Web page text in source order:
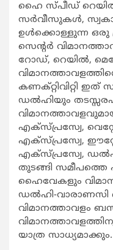
ഹൈ സ്പീഡ്
സര്‍വീസുകള്‍,
ഉള്‍ക്കൊള്ളുന്ന ഒരു
സെന്റര്‍
റോഡ്, റെയില്‍,
കണക്റ്റിവിറ്റി
ഡല്‍ഹിയും
എക്സ്പ്രസ്വേ,
എക്സ്പ്രസ്വേ,
എക്സ്പ്രസ്വേ,
തുടങ്ങി
ഹൈവേകളും
ഡല്‍ഹി-വാരാണസി
വിമാനത്താവളം
യാത്ര സാധ്യമാക്കും.